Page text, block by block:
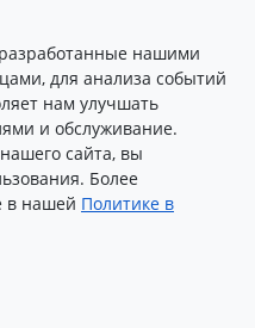
которых
или
органы
власти
нашими
для анализа событий
нам улучшать
и обслуживание.
сайта, вы
Более
в нашей Политике в